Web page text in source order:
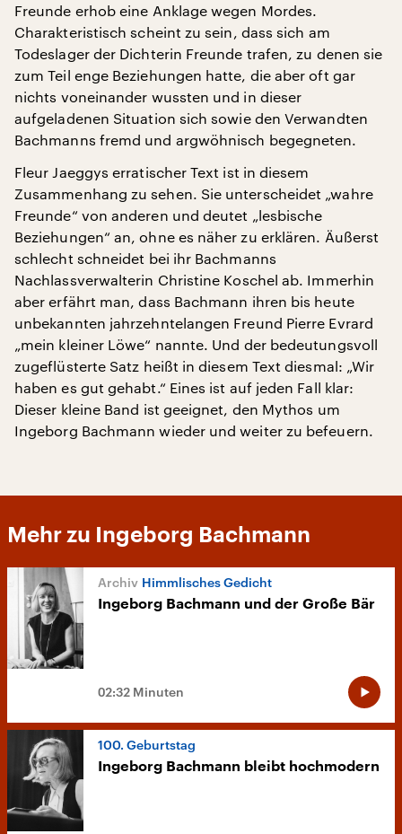
Freunde erhob eine Anklage wegen Mordes.
Charakteristisch scheint zu sein, dass sich am
Todeslager der Dichterin Freunde trafen, zu denen sie
zum Teil enge Beziehungen hatte, die aber oft gar
nichts voneinander wussten und in dieser
aufgeladenen Situation sich sowie den Verwandten
Bachmanns fremd und argwöhnisch begegneten.
Fleur Jaeggys erratischer Text ist in diesem
Zusammenhang zu sehen. Sie unterscheidet „wahre
Freunde“ von anderen und deutet „lesbische
Beziehungen“ an, ohne es näher zu erklären. Äußerst
schlecht schneidet bei ihr Bachmanns
Nachlassverwalterin Christine Koschel ab. Immerhin
aber erfährt man, dass Bachmann ihren bis heute
unbekannten jahrzehntelangen Freund Pierre Evrard
„mein kleiner Löwe“ nannte. Und der bedeutungsvoll
zugeflüsterte Satz heißt in diesem Text diesmal: „Wir
haben es gut gehabt.“ Eines ist auf jeden Fall klar:
Dieser kleine Band ist geeignet, den Mythos um
Ingeborg Bachmann wieder und weiter zu befeuern.
Mehr zu Ingeborg Bachmann
Himmlisches Gedicht
Ingeborg Bachmann und der Große Bär
02:32 Minuten
100. Geburtstag
Ingeborg Bachmann bleibt hochmodern